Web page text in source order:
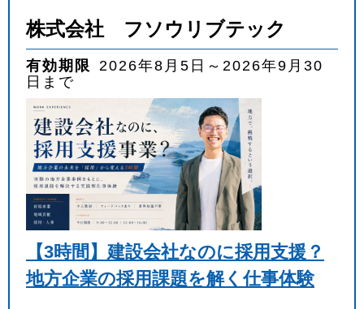
株式会社 フソウリブテック
有効期限
2026年8月5日～2026年9月30
日まで
【3時間】建設会社なのに採用支援？
地方企業の採用課題を解く仕事体験